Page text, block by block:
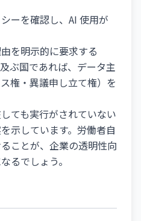
ーを確認し、AI 使用が
を明示的に要求する
ぶ国であれば、データ主
権・異議申し立て権）を
ても実行がされていない
示しています。労働者自
ことが、企業の透明性向
るでしょう。